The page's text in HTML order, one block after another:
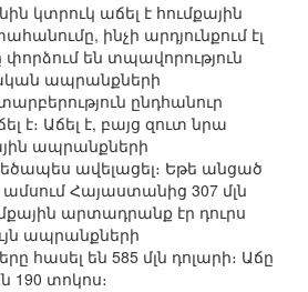
կտրուկ աճել է հումքային
ինչի արդյունքում էլ
փորձում են տպավորություն
ապրանքների
ընդհանուր
է։ Աճել է, բայց զուտ նրա
ապրանքների
ավելացել։ Եթե անցած
Հայաստանից 307 մլն
արտադրանք էր դուրս
ապրանքների
հասել են 585 մլն դոլարի։ Աճը
190 տոկոս։